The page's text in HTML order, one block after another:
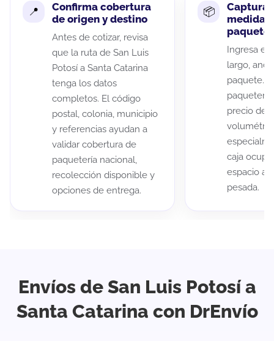
Confirma cobertura
de origen y destino
Antes de cotizar, revisa
que la ruta de San Luis
Potosí a Santa Catarina
tenga los datos
completos. El código
postal, colonia, municipio
y referencias ayudan a
validar cobertura de
paquetería nacional,
recolección disponible y
opciones de entrega.
Captura
medidas
paquete
Ingresa el
largo,
paquete.
precio de
caja
espacio
pesada.
Envíos de San Luis Potosí a
Santa Catarina con DrEnvío